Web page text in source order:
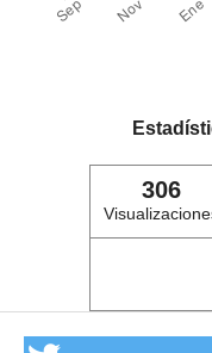
306